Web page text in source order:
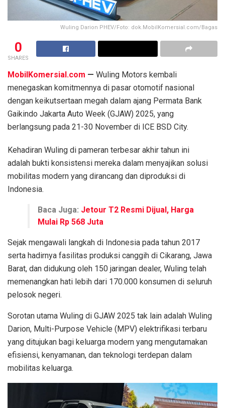
Wuling Darion PHEV/Foto: dok.MobilKomersial.com/Bagas
0
SHARES
MobilKomersial.com — Wuling Motors kembali
menegaskan komitmennya di pasar otomotif nasional
dengan keikutsertaan megah dalam ajang Permata Bank
Gaikindo Jakarta Auto Week (GJAW) 2025, yang
berlangsung pada 21-30 November di ICE BSD City.
Kehadiran Wuling di pameran terbesar akhir tahun ini
adalah bukti konsistensi mereka dalam menyajikan solusi
mobilitas modern yang dirancang dan diproduksi di
Indonesia.
Baca Juga: Jetour T2 Resmi Dijual, Harga
Mulai Rp 568 Juta
Sejak mengawali langkah di Indonesia pada tahun 2017
serta hadirnya fasilitas produksi canggih di Cikarang, Jawa
Barat, dan didukung oleh 150 jaringan dealer, Wuling telah
memenangkan hati lebih dari 170.000 konsumen di seluruh
pelosok negeri.
Sorotan utama Wuling di GJAW 2025 tak lain adalah Wuling
Darion, Multi-Purpose Vehicle (MPV) elektrifikasi terbaru
yang ditujukan bagi keluarga modern yang mengutamakan
efisiensi, kenyamanan, dan teknologi terdepan dalam
mobilitas keluarga.